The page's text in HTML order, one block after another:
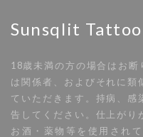
Sunsqlit Tattoo
18歳未満の方の場合はお断
は関係者、およびそれに類
ていただきます。持病、感
告してください。仕上がり
お酒・薬物等を使用され